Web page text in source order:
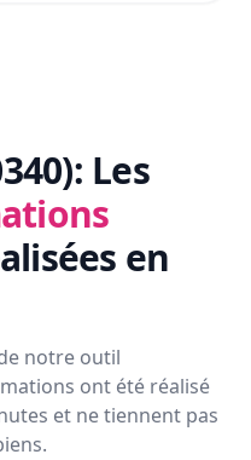
Les
en
notre outil
ont été réalisé
et ne tiennent pas